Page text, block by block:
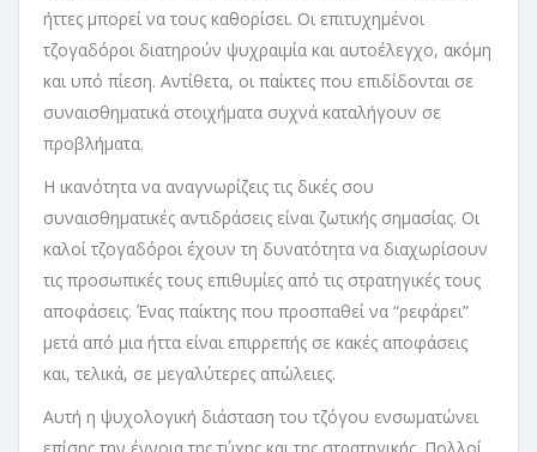
ήττες μπορεί να τους καθορίσει. Οι επιτυχημένοι
τζογαδόροι διατηρούν ψυχραιμία και αυτοέλεγχο, ακόμη
και υπό πίεση. Αντίθετα, οι παίκτες που επιδίδονται σε
συναισθηματικά στοιχήματα συχνά καταλήγουν σε
προβλήματα.
Η ικανότητα να αναγνωρίζεις τις δικές σου
συναισθηματικές αντιδράσεις είναι ζωτικής σημασίας. Οι
καλοί τζογαδόροι έχουν τη δυνατότητα να διαχωρίσουν
τις προσωπικές τους επιθυμίες από τις στρατηγικές τους
αποφάσεις. Ένας παίκτης που προσπαθεί να “ρεφάρει”
μετά από μια ήττα είναι επιρρεπής σε κακές αποφάσεις
και, τελικά, σε μεγαλύτερες απώλειες.
Αυτή η ψυχολογική διάσταση του τζόγου ενσωματώνει